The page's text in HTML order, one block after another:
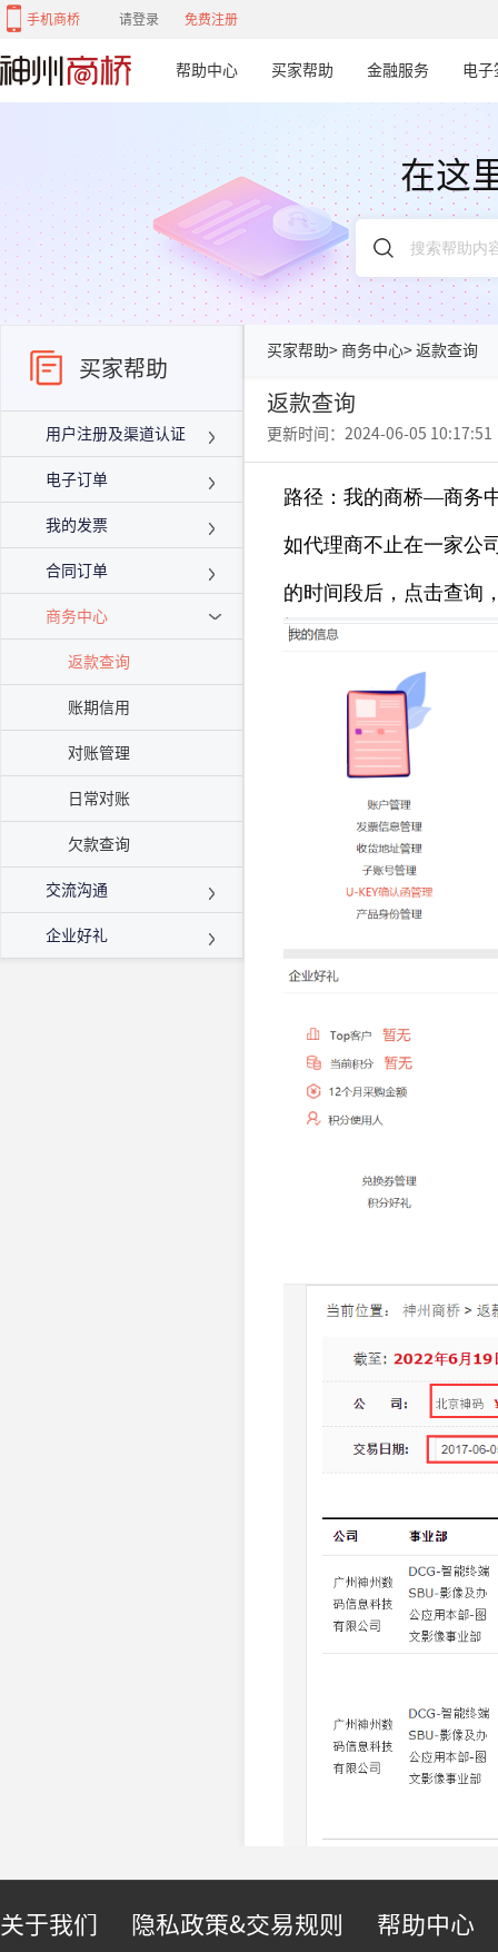
手机商桥 请登录 免费注册
帮助中心 买家帮助 金融服务 电子
在这
买家帮助
用户注册及渠道认证
电子订单
我的发票
合同订单
商务中心
返款查询
账期信用
对账管理
日常对账
欠款查询
交流沟通
企业好礼
买家帮助> 商务中心> 返款查询
返款查询
更新时间：2024-06-05 10:17:51
路径：我的商桥—商务
如代理商不止在一家公
的时间段后，点击查询
关于我们 隐私政策&交易规则 帮助中心